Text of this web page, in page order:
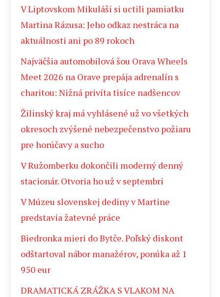
V Liptovskom Mikuláši si uctili pamiatku
Martina Rázusa: Jeho odkaz nestráca na
aktuálnosti ani po 89 rokoch
Najväčšia automobilová šou Orava Wheels
Meet 2026 na Orave prepája adrenalín s
charitou: Nižná privíta tisíce nadšencov
Žilinský kraj má vyhlásené už vo všetkých
okresoch zvýšené nebezpečenstvo požiaru
pre horúčavy a sucho
V Ružomberku dokončili moderný denný
stacionár. Otvoria ho už v septembri
V Múzeu slovenskej dediny v Martine
predstavia žatevné práce
Biedronka mieri do Bytče. Poľský diskont
odštartoval nábor manažérov, ponúka až 1
950 eur
DRAMATICKÁ ZRÁŽKA S VLAKOM NA